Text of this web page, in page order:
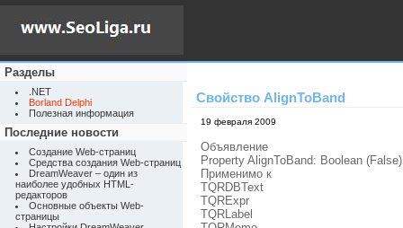
Разделы
.NET
Borland Delphi
Полезная информация
Последние новости
Создание Web-страниц
Средства создания Web-страниц
DreamWeaver – один из
наиболее удобных HTML-
редакторов
Основные объекты Web-
страницы
Свойство AlignToBand
19 февраля 2009
Объявление
Property AlignToBand: Boolean (False)
Применимо к
TQRDBText
TQRExpr
TQRLabel